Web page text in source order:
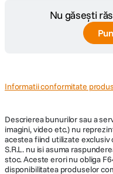
Nu găsești
Informatii conformitate produs
Descrierea bunurilor sau a
imagini, video etc.) nu
acestea fiind utilizate
S.R.L. nu isi asuma
stoc. Aceste erori nu obliga
disponibilitatea produselor